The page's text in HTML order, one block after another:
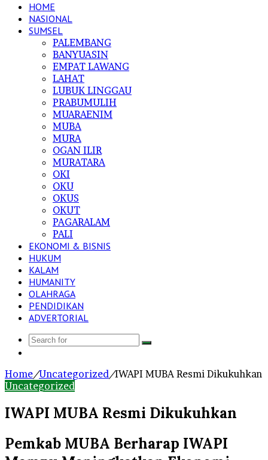
HOME
NASIONAL
SUMSEL
PALEMBANG
BANYUASIN
EMPAT LAWANG
LAHAT
LUBUK LINGGAU
PRABUMULIH
MUARAENIM
MUBA
MURA
OGAN ILIR
MURATARA
OKI
OKU
OKUS
OKUT
PAGARALAM
PALI
EKONOMI & BISNIS
HUKUM
KALAM
HUMANITY
OLAHRAGA
PENDIDIKAN
ADVERTORIAL
Search
Home/Uncategorized/IWAPI MUBA Resmi Dikukuhkan
Uncategorized
IWAPI MUBA Resmi Dikukuhkan
Pemkab MUBA Berharap IWAPI